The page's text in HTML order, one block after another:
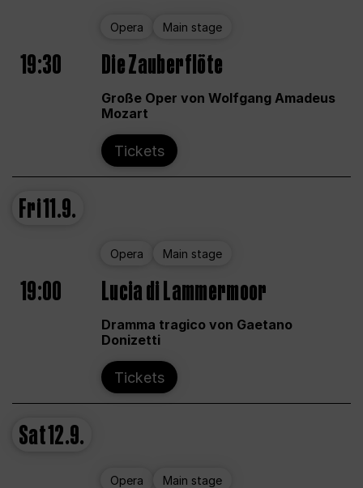
Opera Main stage
19:30 Die Zauberflöte
Große Oper von Wolfgang Amadeus
Mozart
Tickets
Fri11.9.
Opera Main stage
19:00 Lucia di Lammermoor
Dramma tragico von Gaetano
Donizetti
Tickets
Sat12.9.
Opera Main stage